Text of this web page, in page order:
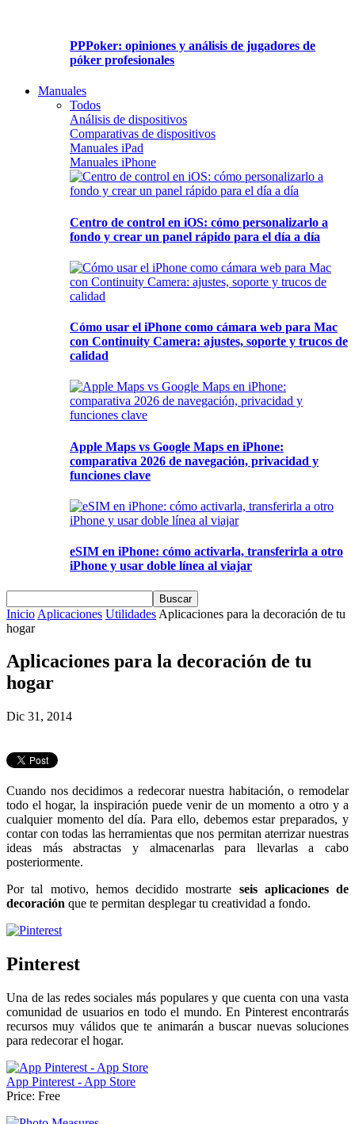
PPPoker: opiniones y análisis de jugadores de
póker profesionales
Manuales
Todos
Análisis de dispositivos
Comparativas de dispositivos
Manuales iPad
Manuales iPhone
Centro de control en iOS: cómo personalizarlo a
fondo y crear un panel rápido para el día a día
Cómo usar el iPhone como cámara web para Mac
con Continuity Camera: ajustes, soporte y trucos de
calidad
Apple Maps vs Google Maps en iPhone:
comparativa 2026 de navegación, privacidad y
funciones clave
eSIM en iPhone: cómo activarla, transferirla a otro
iPhone y usar doble línea al viajar
Inicio Aplicaciones Utilidades Aplicaciones para la decoración de tu
hogar
Aplicaciones para la decoración de tu
hogar
Dic 31, 2014
Cuando nos decidimos a redecorar nuestra habitación, o remodelar
todo el hogar, la inspiración puede venir de un momento a otro y a
cualquier momento del día. Para ello, debemos estar preparados, y
contar con todas las herramientas que nos permitan aterrizar nuestras
ideas más abstractas y almacenarlas para llevarlas a cabo
posteriormente.
Por tal motivo, hemos decidido mostrarte seis aplicaciones de
decoración que te permitan desplegar tu creatividad a fondo.
Pinterest
Una de las redes sociales más populares y que cuenta con una vasta
comunidad de usuarios en todo el mundo. En Pinterest encontrarás
recursos muy válidos que te animarán a buscar nuevas soluciones
para redecorar el hogar.
App Pinterest - App Store
Price: Free